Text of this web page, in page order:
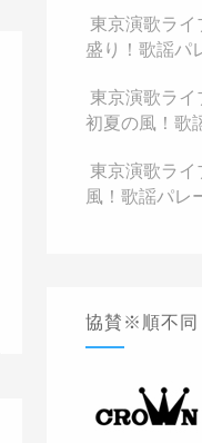
東京演歌ラ
盛り！歌謡パ
東京演歌ラ
初夏の風！歌
東京演歌ラ
風！歌謡パレ
協賛※順不同